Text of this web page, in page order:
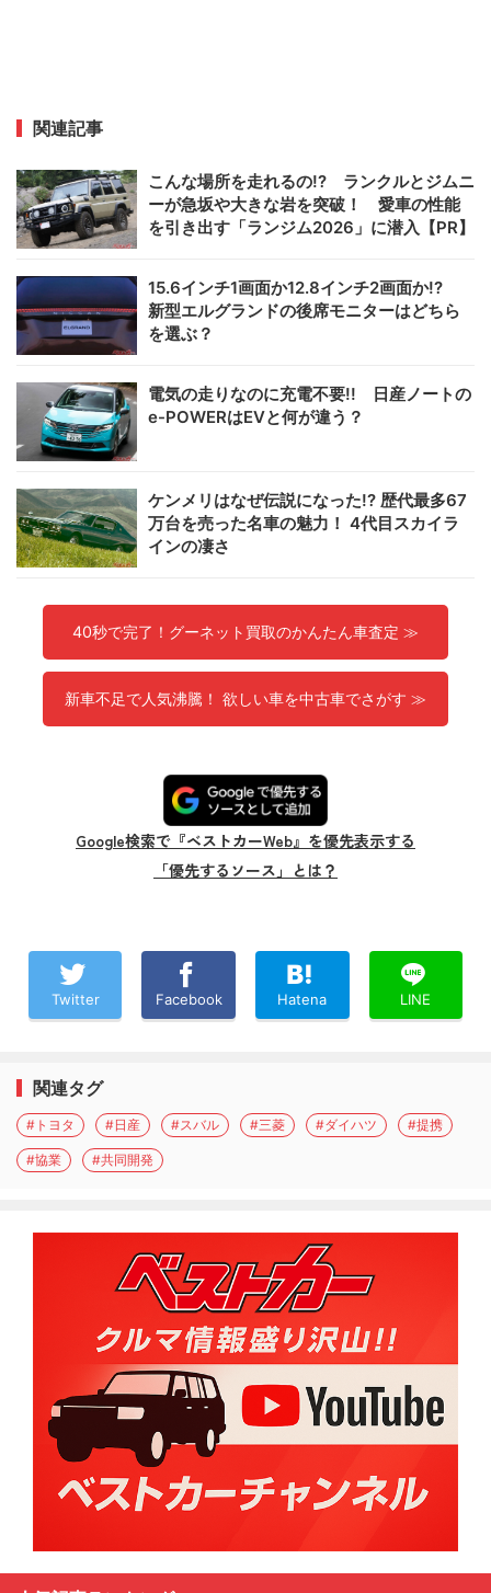
関連記事
こんな場所を走れるの!? ランクルとジムニ
ーが急坂や大きな岩を突破！ 愛車の性能
を引き出す「ランジム2026」に潜入【PR】
15.6インチ1画面か12.8インチ2画面か!?
新型エルグランドの後席モニターはどちら
を選ぶ？
電気の走りなのに充電不要!! 日産ノートの
e-POWERはEVと何が違う？
ケンメリはなぜ伝説になった!? 歴代最多67
万台を売った名車の魅力！ 4代目スカイラ
インの凄さ
40秒で完了！グーネット買取のかんたん車査定 ≫
新車不足で人気沸騰！ 欲しい車を中古車でさがす ≫
Google検索で『ベストカーWeb』を優先表示する
「優先するソース」とは？
Twitter Facebook Hatena LINE
関連タグ
#トヨタ #日産 #スバル #三菱 #ダイハツ #提携
#協業 #共同開発